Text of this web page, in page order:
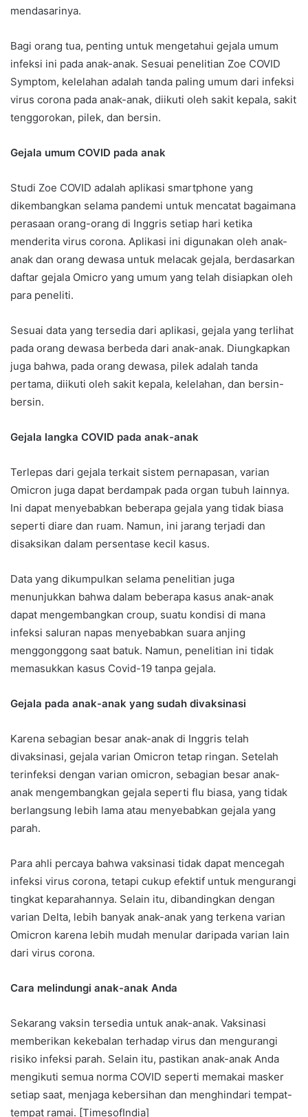
mendasarinya.
Bagi orang tua, penting untuk mengetahui gejala umum
infeksi ini pada anak-anak. Sesuai penelitian Zoe COVID
Symptom, kelelahan adalah tanda paling umum dari infeksi
virus corona pada anak-anak, diikuti oleh sakit kepala, sakit
tenggorokan, pilek, dan bersin.
Gejala umum COVID pada anak
Studi Zoe COVID adalah aplikasi smartphone yang
dikembangkan selama pandemi untuk mencatat bagaimana
perasaan orang-orang di Inggris setiap hari ketika
menderita virus corona. Aplikasi ini digunakan oleh anak-
anak dan orang dewasa untuk melacak gejala, berdasarkan
daftar gejala Omicro yang umum yang telah disiapkan oleh
para peneliti.
Sesuai data yang tersedia dari aplikasi, gejala yang terlihat
pada orang dewasa berbeda dari anak-anak. Diungkapkan
juga bahwa, pada orang dewasa, pilek adalah tanda
pertama, diikuti oleh sakit kepala, kelelahan, dan bersin-
bersin.
Gejala langka COVID pada anak-anak
Terlepas dari gejala terkait sistem pernapasan, varian
Omicron juga dapat berdampak pada organ tubuh lainnya.
Ini dapat menyebabkan beberapa gejala yang tidak biasa
seperti diare dan ruam. Namun, ini jarang terjadi dan
disaksikan dalam persentase kecil kasus.
Data yang dikumpulkan selama penelitian juga
menunjukkan bahwa dalam beberapa kasus anak-anak
dapat mengembangkan croup, suatu kondisi di mana
infeksi saluran napas menyebabkan suara anjing
menggonggong saat batuk. Namun, penelitian ini tidak
memasukkan kasus Covid-19 tanpa gejala.
Gejala pada anak-anak yang sudah divaksinasi
Karena sebagian besar anak-anak di Inggris telah
divaksinasi, gejala varian Omicron tetap ringan. Setelah
terinfeksi dengan varian omicron, sebagian besar anak-
anak mengembangkan gejala seperti flu biasa, yang tidak
berlangsung lebih lama atau menyebabkan gejala yang
parah.
Para ahli percaya bahwa vaksinasi tidak dapat mencegah
infeksi virus corona, tetapi cukup efektif untuk mengurangi
tingkat keparahannya. Selain itu, dibandingkan dengan
varian Delta, lebih banyak anak-anak yang terkena varian
Omicron karena lebih mudah menular daripada varian lain
dari virus corona.
Cara melindungi anak-anak Anda
Sekarang vaksin tersedia untuk anak-anak. Vaksinasi
memberikan kekebalan terhadap virus dan mengurangi
risiko infeksi parah. Selain itu, pastikan anak-anak Anda
mengikuti semua norma COVID seperti memakai masker
setiap saat, menjaga kebersihan dan menghindari tempat-
tempat ramai. [TimesofIndia]